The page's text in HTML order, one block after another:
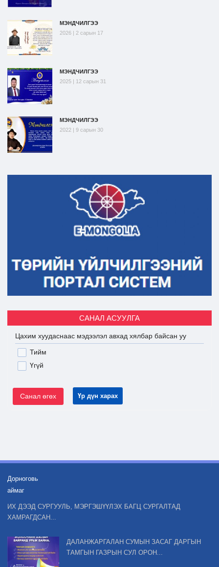
МЭНДЧИЛГЭЭ
2026 | 2 сарын 17
МЭНДЧИЛГЭЭ
2025 | 12 сарын 31
МЭНДЧИЛГЭЭ
2022 | 9 сарын 30
САНАЛ АСУУЛГА
Цахим хуудаснаас мэдээлэл авхад хялбар байсан уу
Тийм
Үгүй
Санал өгөх Үр дүн харах
Дорноговь
аймаг
ИХ ДЭЭД СУРГУУЛЬ, МЭРГЭШҮҮЛЭХ БАГЦ СУРГАЛТАД
ХАМРАГДСАН...
ДАЛАНЖАРГАЛАН СУМЫН ЗАСАГ ДАРГЫН
ТАМГЫН ГАЗРЫН СУЛ ОРОН...